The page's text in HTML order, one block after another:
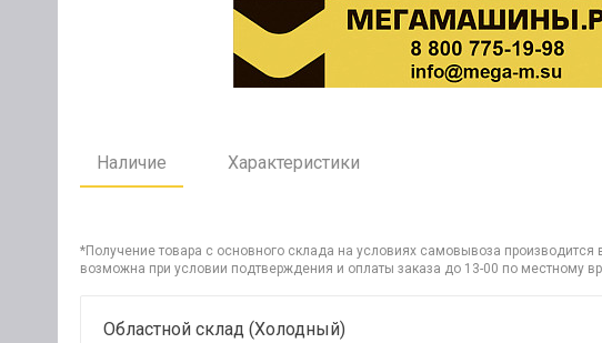
Наличие Характеристики
*Получение товара с основного склада на условиях самовывоза
возможна при условии подтверждения и оплаты заказа до 13-00 по местному
Областной склад (Холодный)